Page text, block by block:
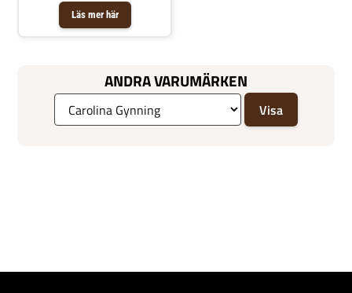
Läs mer här
ANDRA VARUMÄRKEN